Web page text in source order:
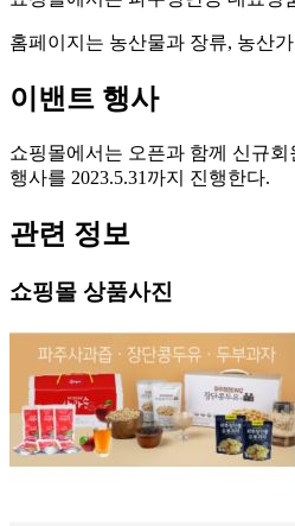
홈페이지는 농산물과 장류, 농산
이밴트 행사
쇼핑몰에서는 오픈과 함께 신규회
행사를 2023.5.31까지 진행한다.
관련 정보
쇼핑몰 상품사진